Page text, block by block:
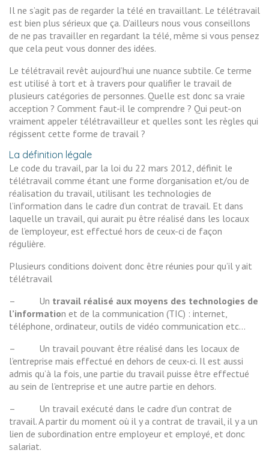
Il ne s’agit pas de regarder la télé en travaillant. Le télétravail
est bien plus sérieux que ça. D’ailleurs nous vous conseillons
de ne pas travailler en regardant la télé, même si vous pensez
que cela peut vous donner des idées.
Le télétravail revêt aujourd’hui une nuance subtile. Ce terme
est utilisé à tort et à travers pour qualifier le travail de
plusieurs catégories de personnes. Quelle est donc sa vraie
acception ? Comment faut-il le comprendre ? Qui peut-on
vraiment appeler télétravailleur et quelles sont les règles qui
régissent cette forme de travail ?
La définition légale
Le code du travail, par la loi du 22 mars 2012, définit le
télétravail comme étant une forme d’organisation et/ou de
réalisation du travail, utilisant les technologies de
l’information dans le cadre d’un contrat de travail. Et dans
laquelle un travail, qui aurait pu être réalisé dans les locaux
de l’employeur, est effectué hors de ceux-ci de façon
régulière.
Plusieurs conditions doivent donc être réunies pour qu’il y ait
télétravail
–
Un travail réalisé aux moyens des technologies de
l’information et de la communication (TIC) : internet,
téléphone, ordinateur, outils de vidéo communication etc…
–
Un travail pouvant être réalisé dans les locaux de
l’entreprise mais effectué en dehors de ceux-ci. Il est aussi
admis qu’à la fois, une partie du travail puisse être effectué
au sein de l’entreprise et une autre partie en dehors.
–
Un travail exécuté dans le cadre d’un contrat de
travail. A partir du moment où il y a contrat de travail, il y a un
lien de subordination entre employeur et employé, et donc
salariat.